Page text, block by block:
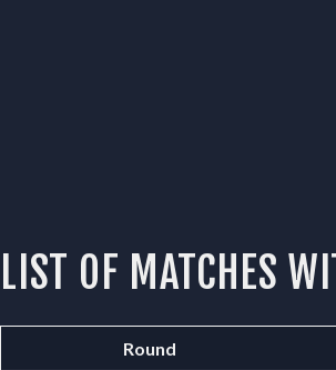
LIST OF MATCHES
Round